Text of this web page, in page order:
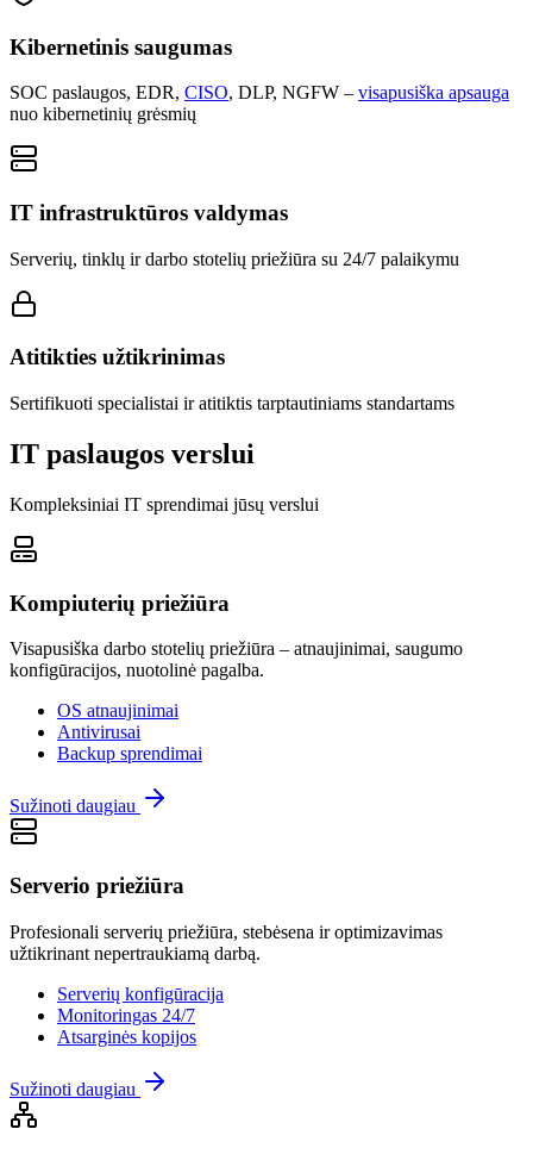
Kibernetinis saugumas
SOC paslaugos, EDR, CISO, DLP, NGFW – visapusiška apsauga
nuo kibernetinių grėsmių
IT infrastruktūros valdymas
Serverių, tinklų ir darbo stotelių priežiūra su 24/7 palaikymu
Atitikties užtikrinimas
Sertifikuoti specialistai ir atitiktis tarptautiniams standartams
IT paslaugos verslui
Kompleksiniai IT sprendimai jūsų verslui
Kompiuterių priežiūra
Visapusiška darbo stotelių priežiūra – atnaujinimai, saugumo
konfigūracijos, nuotolinė pagalba.
OS atnaujinimai
Antivirusai
Backup sprendimai
Sužinoti daugiau
Serverio priežiūra
Profesionali serverių priežiūra, stebėsena ir optimizavimas
užtikrinant nepertraukiamą darbą.
Serverių konfigūracija
Monitoringas 24/7
Atsarginės kopijos
Sužinoti daugiau